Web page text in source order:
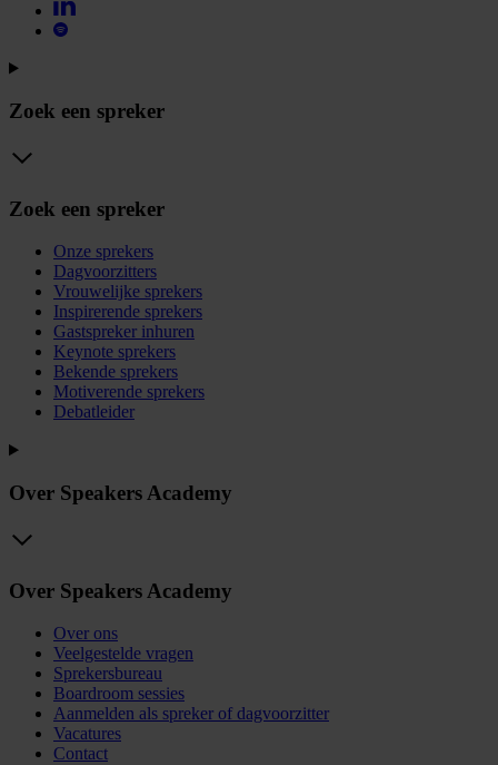
Zoek een spreker
Zoek een spreker
Onze sprekers
Dagvoorzitters
Vrouwelijke sprekers
Inspirerende sprekers
Gastspreker inhuren
Keynote sprekers
Bekende sprekers
Motiverende sprekers
Debatleider
Over Speakers Academy
Over Speakers Academy
Over ons
Veelgestelde vragen
Sprekersbureau
Boardroom sessies
Aanmelden als spreker of dagvoorzitter
Vacatures
Contact